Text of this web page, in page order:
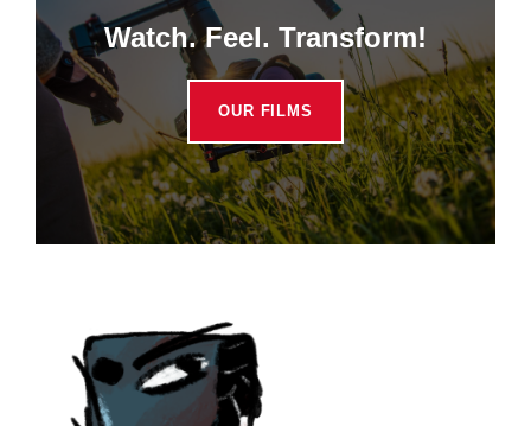
Watch. Feel. Transform!
OUR FILMS